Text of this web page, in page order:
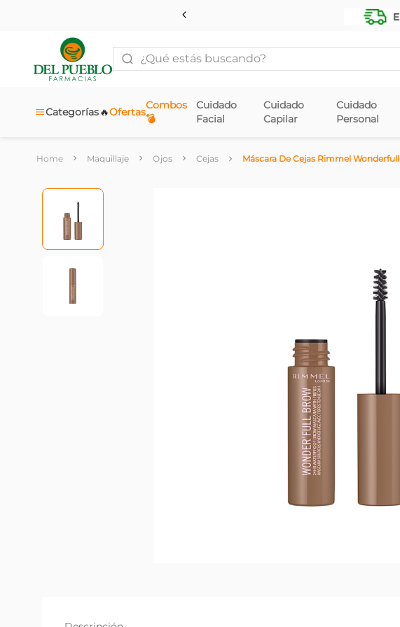
¿Qué estás buscando?
Categorías Ofertas
🔥
Combos
💣
Cuidado
Facial
Cuidado
Capilar
Cuidado
Personal
Maquillaje Ojos Cejas Máscara De Cejas Rimmel Wonderfull